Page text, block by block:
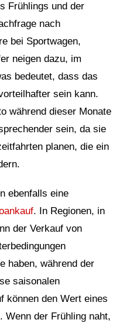
Frühlings und der
nach
bei Sportwagen,
neigen dazu, im
bedeutet, dass das
sein kann.
während dieser Monate
sein, da sie
planen, die ein
ebenfalls eine
. In Regionen, in
der Verkauf von
haben, während der
saisonalen
können den Wert eines
Wenn der Frühling naht,